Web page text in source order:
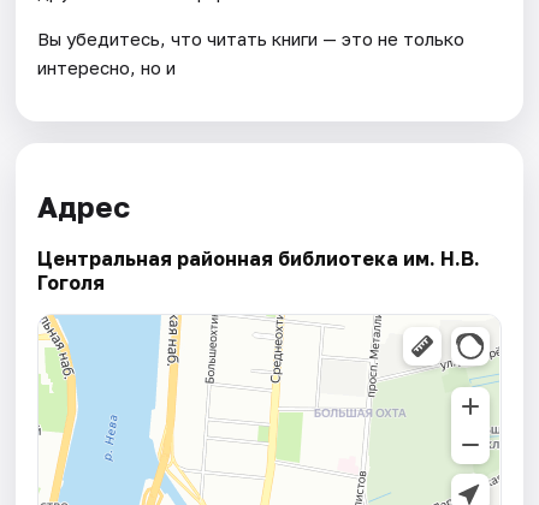
Вы убедитесь, что читать книги — это не только
интересно, но и
Адрес
Центральная районная библиотека им. Н.В.
Гоголя